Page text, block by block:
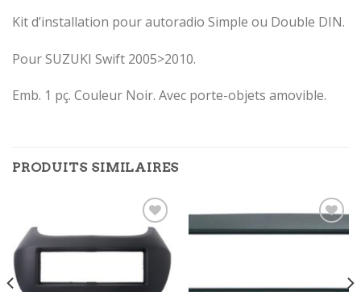
Kit d’installation pour autoradio Simple ou Double DIN.
Pour SUZUKI Swift 2005>2010.
Emb. 1 pç. Couleur Noir. Avec porte-objets amovible.
PRODUITS SIMILAIRES
à la
wishlist
wishlist